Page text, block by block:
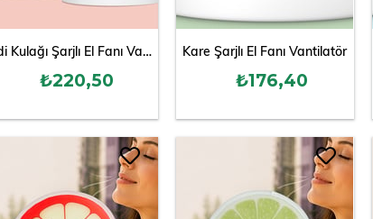
Kedi Kulağı Şarjlı El Fanı Vantilatör
₺220,50
Kare Şarjlı El Fanı Vantilatör
₺176,40